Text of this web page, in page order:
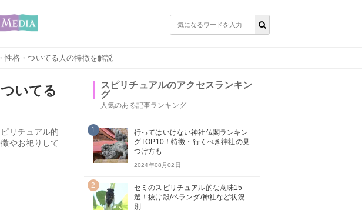
性格・ついてる人の特徴を解説
いてる
リチュアル的
やお祀りして
スピリチュアルのアクセスランキン
グ
人気のある記事ランキング
1
行ってはいけない神社仏閣ランキン
グTOP10！特徴・行くべき神社の見
つけ方も
2024年08月02日
2
セミのスピリチュアル的な意味15
選！抜け殻/ベランダ/神社など状況
別